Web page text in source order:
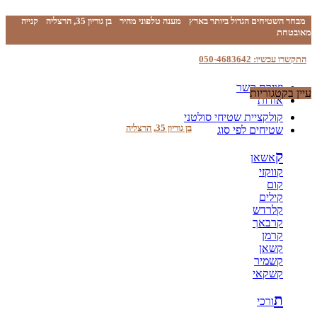
מבחר השטיחים הגדול ביותר בארץ מענה טלפוני מהיר בן גוריון 35, הרצליה
קנייה
מאובטחת
התקשרו עכשיו: 050-4683642
יצירת קשר
אודות
בן גוריון 35, הרצליה
עיין בקטגוריות
קולקציית שטיחי סולטני
שטיחים לפי סוג
קאשאן
קווקזי
קום
קילים
קלרדש
קרבאך
קרמן
קשאן
קשמיר
קשקאי
תורכי